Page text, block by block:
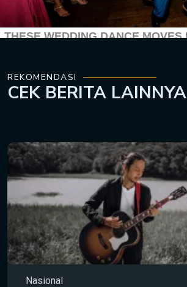
REKOMENDASI
CEK BERITA LAINNYA
Nasional